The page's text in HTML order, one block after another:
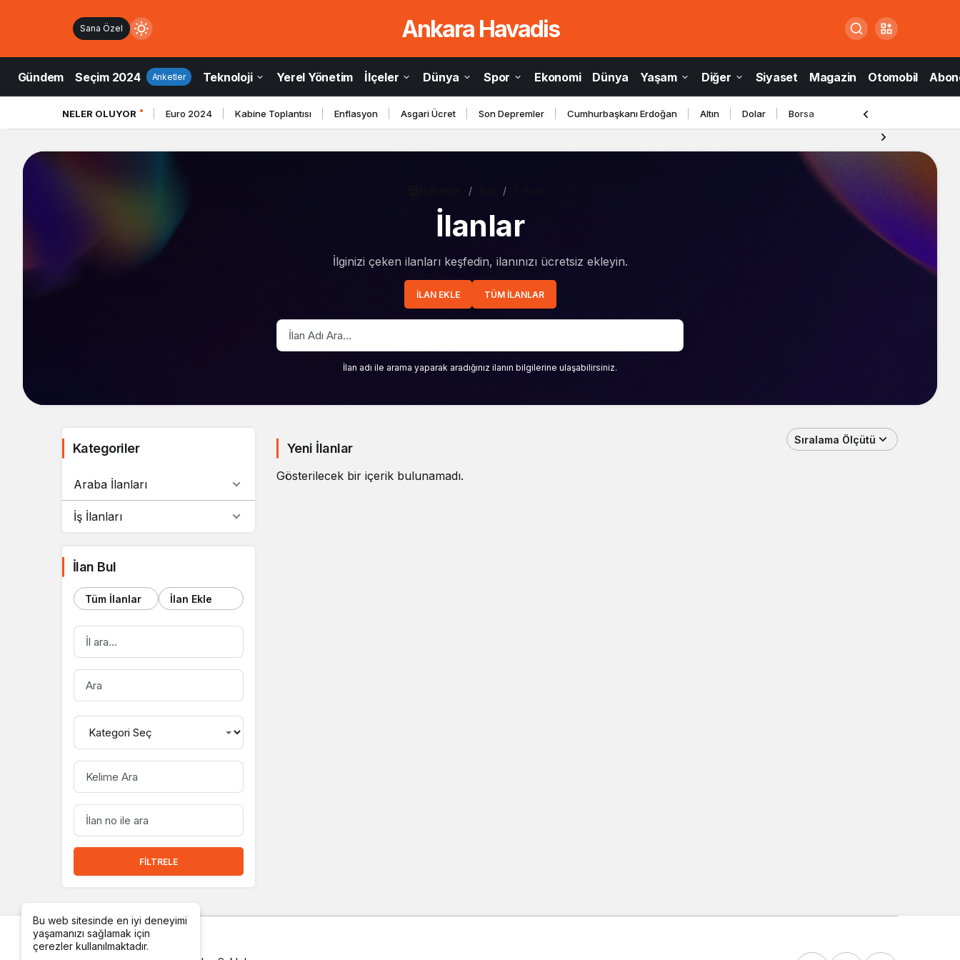
Sana Özel
Mod
Modu
Ankara Havadis
Ankara
Gündem Seçim 2024 Anketler Teknoloji Yerel Yönetim İlçeler Dünya Spor Ekonomi Dünya Yaşam Diğer Siyaset Magazin Otomobil
NELER OLUYOR Euro 2024 Kabine Toplantısı Enflasyon Asgari Ücret Son Depremler Cumhurbaşkanı Erdoğan Altın Dolar Borsa
İlanlar
İlginizi çeken ilanları keşfedin, ilanınızı ücretsiz ekleyin.
İLAN EKLE TÜM İLANLAR
İlan adı ile arama yaparak aradığınız ilanın bilgilerine ulaşabilirsiniz.
Kategoriler
Araba İlanları
İş İlanları
İlan Bul
Tüm İlanlar İlan Ekle
İL
ARA
İLÇE
ARA
KELIME
ARA
İLAN
ARA
FILTRELE
Yeni İlanlar
Sıralama Ölçütü
Gösterilecek bir içerik bulunamadı.
Bu web sitesinde en iyi deneyimi
yaşamanızı sağlamak için
çerezler kullanılmaktadır.